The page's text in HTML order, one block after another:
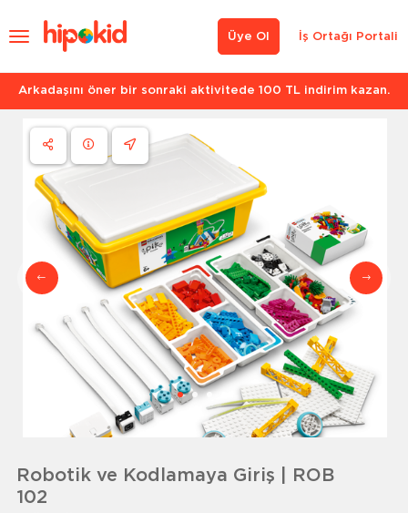
İş Ortağı Portali
Üye Ol
Arkadaşını öner bir sonraki aktivitede 100 TL indirim kazan.
Robotik ve Kodlamaya Giriş | ROB
102